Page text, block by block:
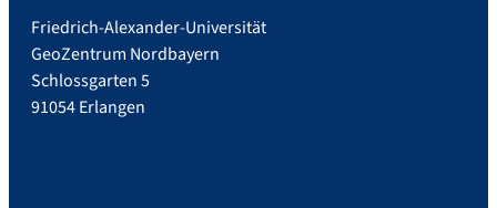
Friedrich-Alexander-Universität
GeoZentrum Nordbayern
Schlossgarten 5
91054 Erlangen